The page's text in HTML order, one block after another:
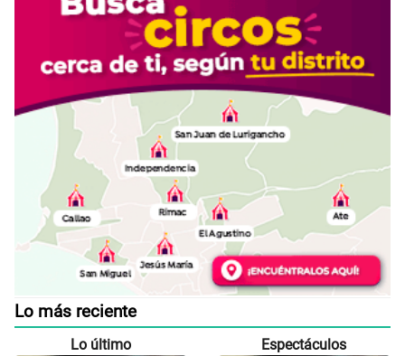
Lo más reciente
Lo último Espectáculos